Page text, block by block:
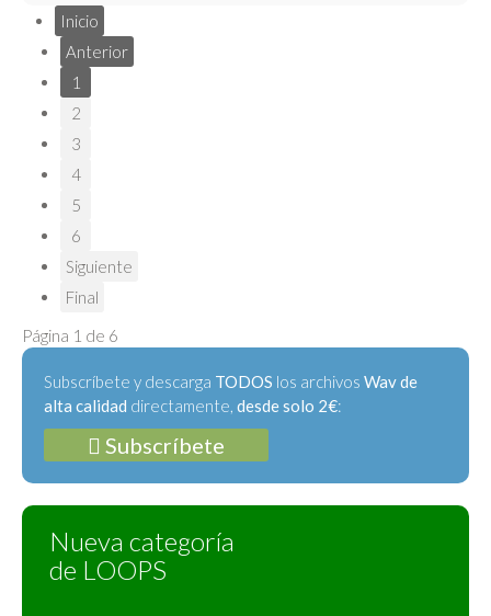
Inicio
Anterior
1
2
3
4
5
6
Siguiente
Final
Página 1 de 6
Subscríbete y descarga TODOS los archivos Wav de
alta calidad directamente, desde solo 2€:
Subscríbete
Nueva categoría
de LOOPS